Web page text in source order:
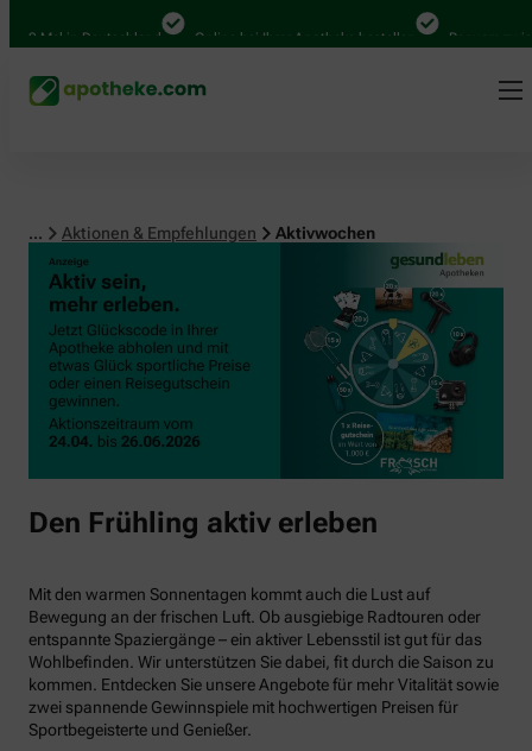
Mal in Deutschland Online bei Ihrer Apotheke bestellen Bequem
... Aktionen & Empfehlungen Aktivwochen
Den Frühling aktiv erleben
Mit den warmen Sonnentagen kommt auch die Lust auf
Bewegung an der frischen Luft. Ob ausgiebige Radtouren oder
entspannte Spaziergänge – ein aktiver Lebensstil ist gut für das
Wohlbefinden. Wir unterstützen Sie dabei, fit durch die Saison zu
kommen. Entdecken Sie unsere Angebote für mehr Vitalität sowie
zwei spannende Gewinnspiele mit hochwertigen Preisen für
Sportbegeisterte und Genießer.